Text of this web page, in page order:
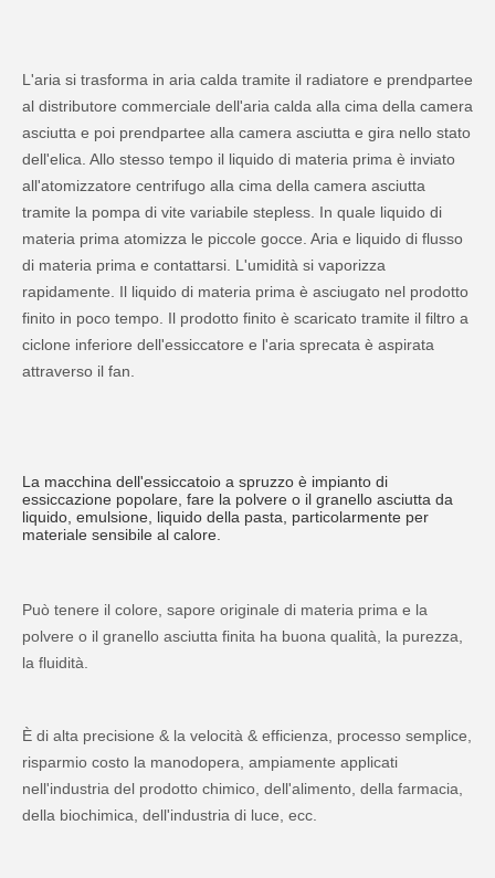
L'aria si trasforma in aria calda tramite il radiatore e prendpartee
al distributore commerciale dell'aria calda alla cima della camera
asciutta e poi prendpartee alla camera asciutta e gira nello stato
dell'elica. Allo stesso tempo il liquido di materia prima è inviato
all'atomizzatore centrifugo alla cima della camera asciutta
tramite la pompa di vite variabile stepless. In quale liquido di
materia prima atomizza le piccole gocce. Aria e liquido di flusso
di materia prima e contattarsi. L'umidità si vaporizza
rapidamente. Il liquido di materia prima è asciugato nel prodotto
finito in poco tempo. Il prodotto finito è scaricato tramite il filtro a
ciclone inferiore dell'essiccatore e l'aria sprecata è aspirata
attraverso il fan.
La macchina dell'essiccatoio a spruzzo è impianto di
essiccazione popolare, fare la polvere o il granello asciutta da
liquido, emulsione, liquido della pasta, particolarmente per
materiale sensibile al calore.
Può tenere il colore, sapore originale di materia prima e la
polvere o il granello asciutta finita ha buona qualità, la purezza,
la fluidità.
È di alta precisione & la velocità & efficienza, processo semplice,
risparmio costo la manodopera, ampiamente applicati
nell'industria del prodotto chimico, dell'alimento, della farmacia,
della biochimica, dell'industria di luce, ecc.